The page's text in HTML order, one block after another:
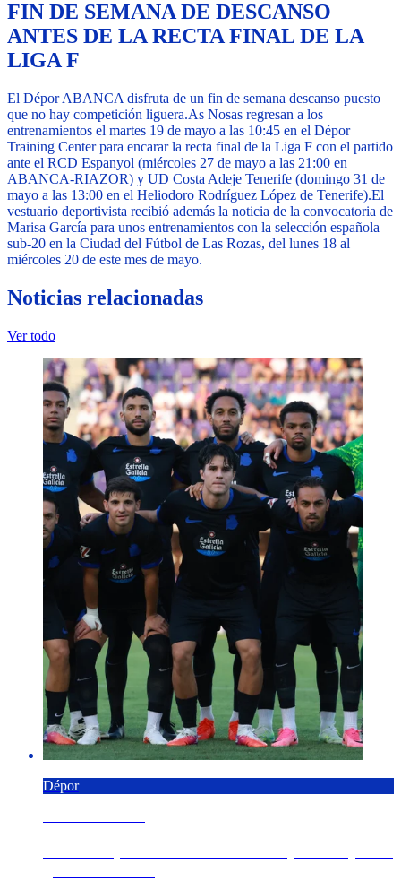
FIN DE SEMANA DE DESCANSO
ANTES DE LA RECTA FINAL DE LA
LIGA F
El Dépor ABANCA disfruta de un fin de semana descanso puesto
que no hay competición liguera.As Nosas regresan a los
entrenamientos el martes 19 de mayo a las 10:45 en el Dépor
Training Center para encarar la recta final de la Liga F con el partido
ante el RCD Espanyol (miércoles 27 de mayo a las 21:00 en
ABANCA-RIAZOR) y UD Costa Adeje Tenerife (domingo 31 de
mayo a las 13:00 en el Heliodoro Rodríguez López de Tenerife).El
vestuario deportivista recibió además la noticia de la convocatoria de
Marisa García para unos entrenamientos con la selección española
sub-20 en la Ciudad del Fútbol de Las Rozas, del lunes 18 al
miércoles 20 de este mes de mayo.
Noticias relacionadas
Ver todo
Dépor